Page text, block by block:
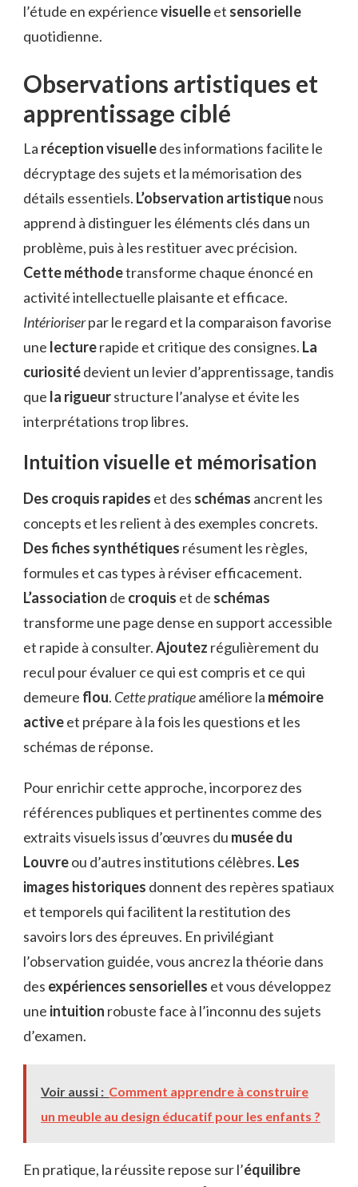
l’étude en expériencevisuelleet sensorielle
quotidienne.
Observations artistiques et
apprentissage ciblé
La réception visuelledes informations facilite le
décryptage des sujets et la mémorisation des
détails essentiels. L’observation artistiquenous
apprend à distinguer les éléments clés dans un
problème, puis à les restituer avec précision.
Cette méthodetransforme chaque énoncé en
activité intellectuelle plaisante et efficace.
Intérioriserpar le regard et la comparaison favorise
une lecturerapide et critique des consignes. La
curiositédevient un levier d’apprentissage, tandis
que la rigueurstructure l’analyse et évite les
interprétations trop libres.
Intuition visuelle et mémorisation
Des croquis rapides et des schémas ancrent les
concepts et les relient à des exemples concrets.
Des fiches synthétiques résument les règles,
formules et cas types à réviser efficacement.
L’association de croquis et de schémas
transforme une page dense en support accessible
et rapide à consulter.Ajoutez régulièrement du
recul pour évaluer ce qui est compris et ce qui
demeure flou. Cette pratiqueaméliore la mémoire
activeet prépare à la fois les questions et les
schémas de réponse.
Pour enrichir cette approche, incorporez des
références publiques et pertinentes comme des
extraits visuels issus d’œuvres du musée du
Louvreou d’autres institutions célèbres. Les
images historiques donnent des repères spatiaux
et temporels qui facilitent la restitution des
savoirs lors des épreuves. En privilégiant
l’observation guidée, vous ancrez la théorie dans
des expériences sensorielles et vous développez
une intuition robuste face à l’inconnu des sujets
d’examen.
Voir aussi : Comment apprendre à construire
un meuble au design éducatif pour les enfants ?
En pratique, la réussite repose sur l’équilibre